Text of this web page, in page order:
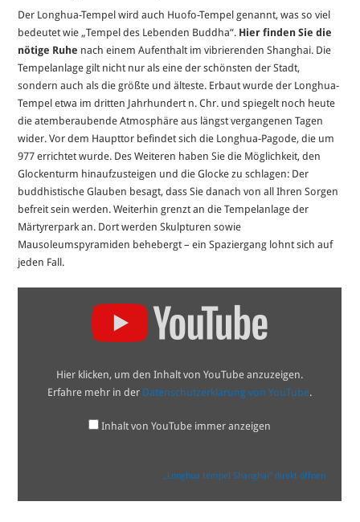
Der Longhua-Tempel wird auch Huofo-Tempel genannt, was so viel
bedeutet wie „Tempel des Lebenden Buddha“. Hier finden Sie die
nötige Ruhe nach einem Aufenthalt im vibrierenden Shanghai. Die
Tempelanlage gilt nicht nur als eine der schönsten der Stadt,
sondern auch als die größte und älteste. Erbaut wurde der Longhua-
Tempel etwa im dritten Jahrhundert n. Chr. und spiegelt noch heute
die atemberaubende Atmosphäre aus längst vergangenen Tagen
wider. Vor dem Haupttor befindet sich die Longhua-Pagode, die um
977 errichtet wurde. Des Weiteren haben Sie die Möglichkeit, den
Glockenturm hinaufzusteigen und die Glocke zu schlagen: Der
buddhistische Glauben besagt, dass Sie danach von all Ihren Sorgen
befreit sein werden. Weiterhin grenzt an die Tempelanlage der
Märtyrerpark an. Dort werden Skulpturen sowie
Mausoleumspyramiden behebergt – ein Spaziergang lohnt sich auf
jeden Fall.
Hier klicken, um den Inhalt von YouTube anzuzeigen.
Erfahre mehr in der Datenschutzerklärung von YouTube.
Inhalt von YouTube immer anzeigen
„Longhua tempel Shanghai“ direkt öffnen